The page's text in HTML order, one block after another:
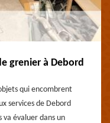
grenier à Debord
qui encombrent
services de Debord
va évaluer dans un